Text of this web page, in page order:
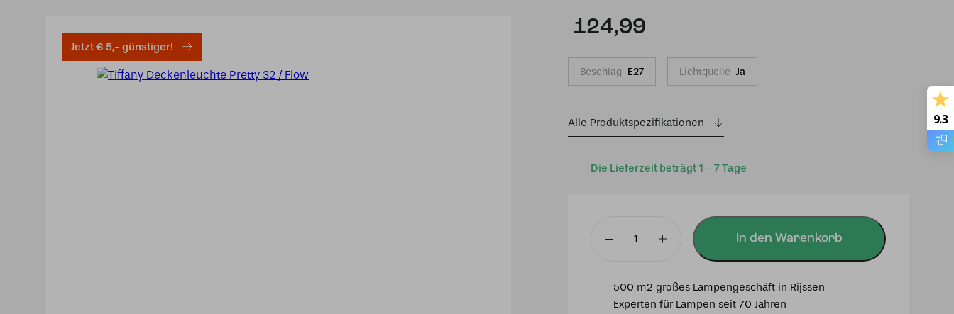
Jetzt € 5,- günstiger!
Die Lieferzeit beträgt 1 - 7 Tage
124,99
Beschlag E27 Lichtquelle Ja
Alle Produktspezifikationen
In den Warenkorb
500 m2 großes Lampengeschäft in Rijssen
Experten für Lampen seit 70 Jahren
9.3